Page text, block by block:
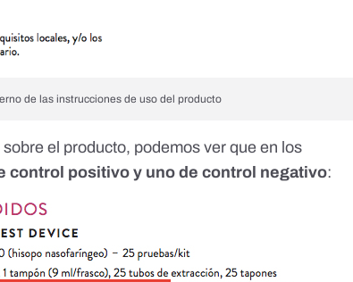
de las instrucciones de uso del producto
el producto, podemos ver que en los
control positivo y uno de control negativo: